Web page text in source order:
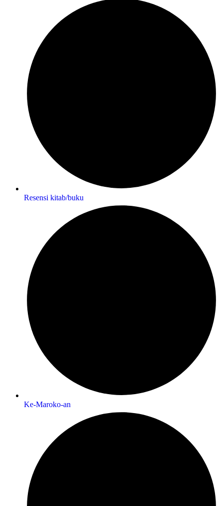
Resensi kitab/buku
Ke-Maroko-an